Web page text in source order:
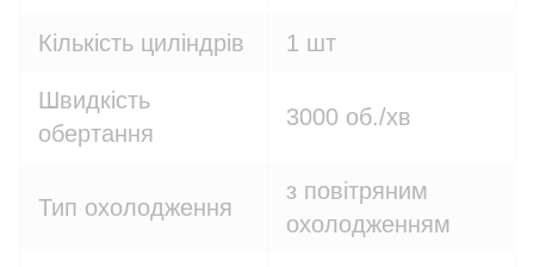
Кількість циліндрів 1 шт
Швидкість
обертання
3000 об./хв
Тип охолодження
з повітряним
охолодженням